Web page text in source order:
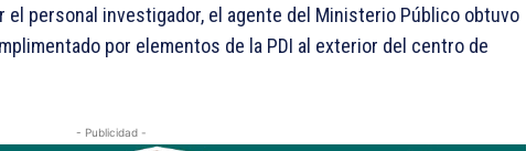
el personal investigador, el agente del Ministerio Público obtuvo
por elementos de la PDI al exterior del centro de
- Publicidad -